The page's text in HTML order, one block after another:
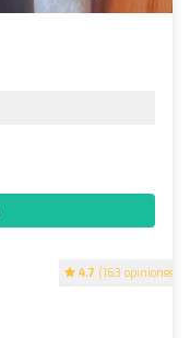
4.7 (163 opiniones)